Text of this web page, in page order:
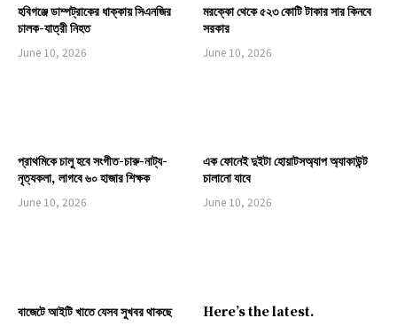
হবিগঞ্জে ডাম্পট্রাকের ধাক্কায় সিএনজির
চালক-যাত্রী নিহত
June 10, 2026
মরক্কো থেকে ৫২৩ কোটি টাকার সার কিনবে
সরকার
June 10, 2026
প্রাথমিকে চালু হবে সংগীত-চারু-নাট্য-
নৃত্যকলা, লাগবে ৬০ হাজার শিক্ষক
June 10, 2026
এক ফোনেই দুইটা হোয়াটসঅ্যাপ অ্যাকাউন্ট
চালানো যাবে
June 10, 2026
বাজেটে আইটি খাতে যেসব সুখবর থাকছে Here’s the latest.